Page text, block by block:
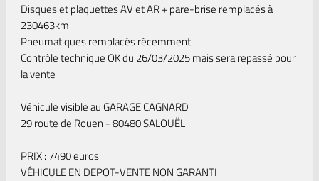
Disques et plaquettes AV et AR + pare-brise remplacés à
230463km
Pneumatiques remplacés récemment
Contrôle technique OK du 26/03/2025 mais sera repassé pour
la vente
Véhicule visible au GARAGE CAGNARD
29 route de Rouen - 80480 SALOUËL
PRIX : 7490 euros
VÉHICULE EN DEPOT-VENTE NON GARANTI